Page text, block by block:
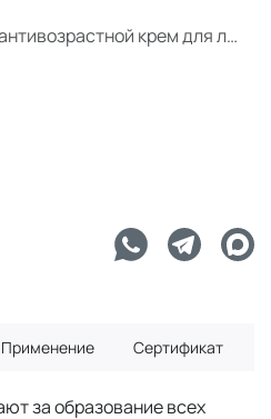
Балансирующий антивозрастной крем для лица на основе морской спикулы и культуральной жидкости
Применение Сертификат
за образование всех